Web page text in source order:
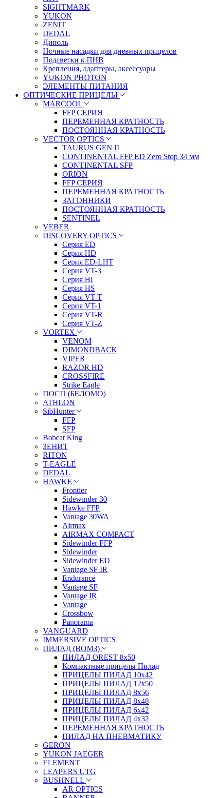
SIGHTMARK
YUKON
ZENIT
DEDAL
Диполь
Ночные насадки для дневных прицелов
Подсветки к ПНВ
Крепления, адаптеры, аксессуары
YUKON PHOTON
ЭЛЕМЕНТЫ ПИТАНИЯ
ОПТИЧЕСКИЕ ПРИЦЕЛЫ
MARCOOL
FFP СЕРИЯ
ПЕРЕМЕННАЯ КРАТНОСТЬ
ПОСТОЯННАЯ КРАТНОСТЬ
VECTOR OPTICS
TAURUS GEN II
CONTINENTAL FFP ED Zero Stop 34 мм
CONTINENTAL SFP
ORION
FFP СЕРИЯ
ПЕРЕМЕННАЯ КРАТНОСТЬ
ЗАГОННИКИ
ПОСТОЯННАЯ КРАТНОСТЬ
SENTINEL
VEBER
DISCOVERY OPTICS
Серия ED
Серия HD
Серия ED-LHT
Серия VT-3
Серия HI
Серия HS
Серия VT-T
Серия VT-1
Серия VT-R
Серия VT-Z
VORTEX
VENOM
DIMONDBACK
VIPER
RAZOR HD
CROSSFIRE
Strike Eagle
ПОСП (БЕЛОМО)
ATHLON
SibHunter
FFP
SFP
Bobcat King
ЗЕНИТ
RITON
T-EAGLE
DEDAL
HAWKE
Frontier
Sidewinder 30
Hawke FFP
Vantage 30WA
Airmax
AIRMAX COMPACT
Sidewinder FFP
Sidewinder
Sidewinder ED
Vantage SF IR
Endurance
Vantage SF
Vantage IR
Vantage
Crossbow
Panorama
VANGUARD
IMMERSIVE OPTICS
ПИЛАД (ВОМЗ)
ПИЛАД OREST 8х50
Компактные прицелы Пилад
ПРИЦЕЛЫ ПИЛАД 10х42
ПРИЦЕЛЫ ПИЛАД 12х50
ПРИЦЕЛЫ ПИЛАД 8х56
ПРИЦЕЛЫ ПИЛАД 8х48
ПРИЦЕЛЫ ПИЛАД 6х42
ПРИЦЕЛЫ ПИЛАД 4х32
ПЕРЕМЕННАЯ КРАТНОСТЬ
ПИЛАД НА ПНЕВМАТИКУ
GERON
YUKON JAEGER
ELEMENT
LEAPERS UTG
BUSHNELL
AR OPTICS